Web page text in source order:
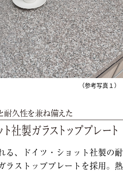
（参考写真１）
る、ドイツ・ショット社製の耐
ラストッププレートを採用。熱